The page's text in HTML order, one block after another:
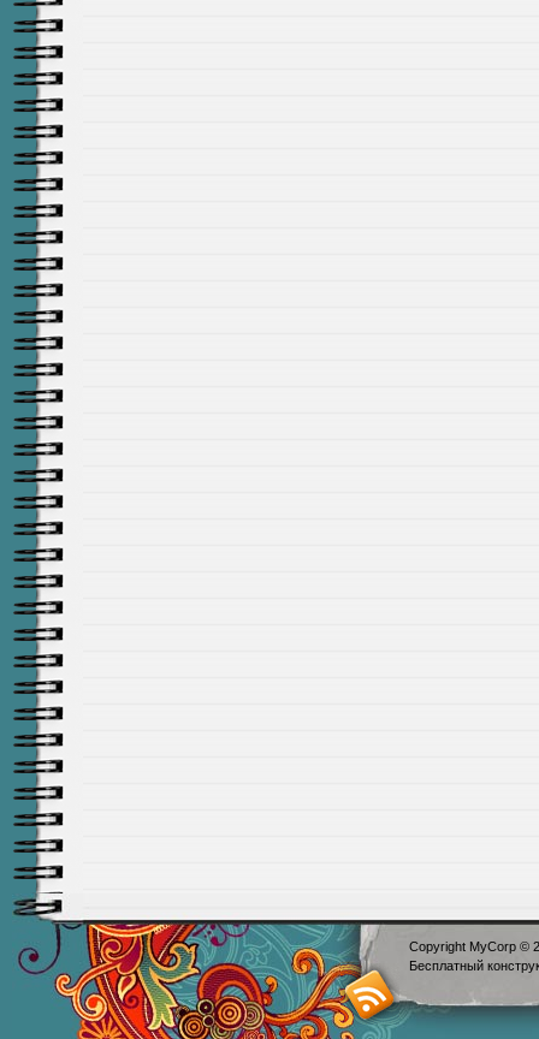
Copyright MyCorp ©
Бесплатный